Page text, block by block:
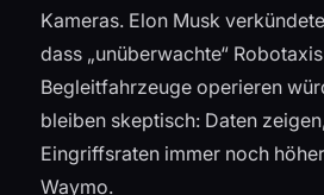
Kameras. Elon Musk
dass „unüberwachte“
Begleitfahrzeuge operieren
bleiben skeptisch: Daten
Eingriffsraten immer noch
Waymo.